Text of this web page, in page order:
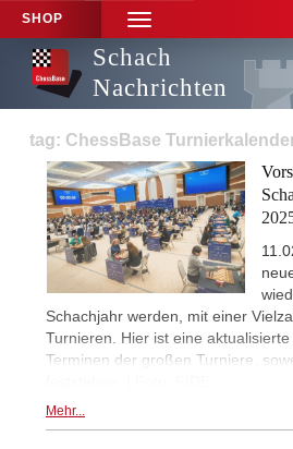
SHOP
TOGGLE
NAVIGATION
Schach
Nachrichten
tag: ChessBase
Schachjahr werden, mit einer
Turnieren. Hier ist eine
Terminen der großen Turniere,
Mehr...